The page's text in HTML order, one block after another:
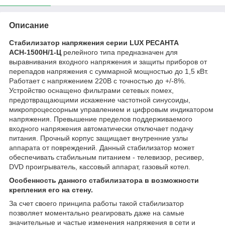
Описание
Стабилизатор напряжения серии LUX РЕСАНТА
АСН-1500Н/1-Ц релейного типа предназначен для
выравнивания входного напряжения и защиты приборов от
перепадов напряжения с суммарной мощностью до 1,5 кВт.
Работает с напряжением 220В с точностью до +/-8%.
Устройство оснащено фильтрами сетевых помех,
предотвращающими искажение частотной синусоиды,
микропроцессорным управлением и цифровым индикатором
напряжения. Превышение пределов поддерживаемого
входного напряжения автоматически отключает подачу
питания. Прочный корпус защищает внутренние узлы
аппарата от повреждений. Данный стабилизатор может
обеспечивать стабильным питанием - телевизор, ресивер,
DVD проигрыватель, кассовый аппарат, газовый котел.
Особенность данного стабилизатора в возможности
крепления его на стену.
За счет своего принципа работы такой стабилизатор
позволяет моментально реагировать даже на самые
значительные и частые изменения напряжения в сети и